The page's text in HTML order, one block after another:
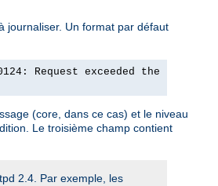
journaliser. Un format par défaut
Request exceeded the
(core, dans ce cas) et le niveau
Le troisième champ contient
2.4. Par exemple, les